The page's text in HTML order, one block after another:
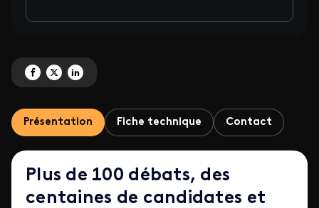
Partagez 'Premier média sur la proximité, <BR>premier média sur la
Partagez 'Premier média sur la proximité, <BR>premier média sur la
Partagez 'Premier média sur la proximité, <BR>premier média
Présentation Fiche technique Contact
Plus de 100 débats, des
centaines de candidates et